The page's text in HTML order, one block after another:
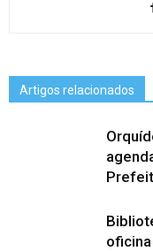
Artigos relacionados